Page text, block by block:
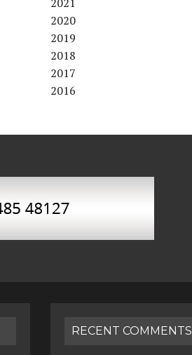
2020
2019
2018
2017
2016
RECENT COMMENTS